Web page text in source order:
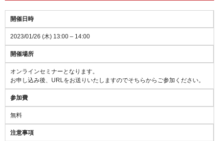
開催日時
2023/01/26 (木) 13:00 – 14:00
開催場所
オンラインセミナーとなります。
お申し込み後、URLをお送りいたしますのでそちらからご参加ください。
参加費
無料
注意事項